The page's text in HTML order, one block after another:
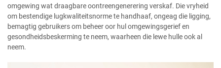
omgewing wat draagbare oontreengenerering verskaf. Die vryheid
om bestendige lugkwaliteitsnorme te handhaaf, ongeag die ligging,
bemagtig gebruikers om beheer oor hul omgewingsgerief en
gesondheidsbeskerming te neem, waarheen die lewe hulle ook al
neem.